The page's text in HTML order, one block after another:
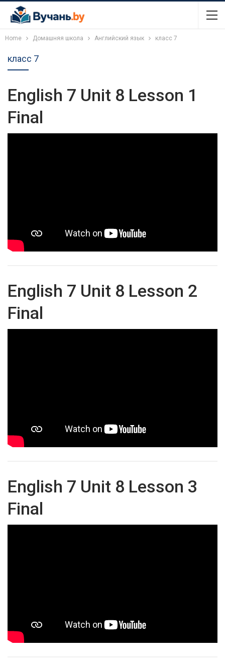
Home Домашняя школа Английский язык класс 7
класс 7
English 7 Unit 8 Lesson 1
Final
English 7 Unit 8 Lesson 2
Final
English 7 Unit 8 Lesson 3
Final